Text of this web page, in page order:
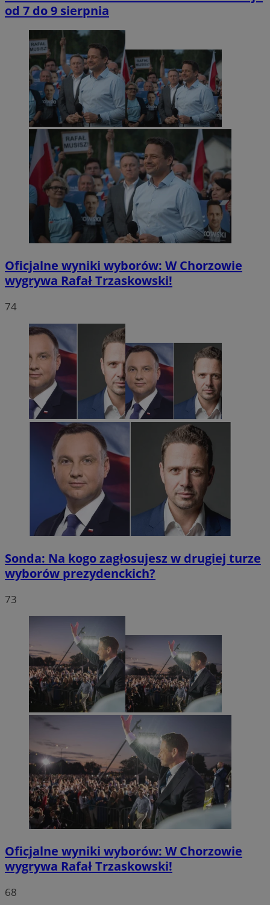
od 7 do 9 sierpnia
Oficjalne wyniki wyborów: W Chorzowie
wygrywa Rafał Trzaskowski!
74
Sonda: Na kogo zagłosujesz w drugiej turze
wyborów prezydenckich?
73
Oficjalne wyniki wyborów: W Chorzowie
wygrywa Rafał Trzaskowski!
68